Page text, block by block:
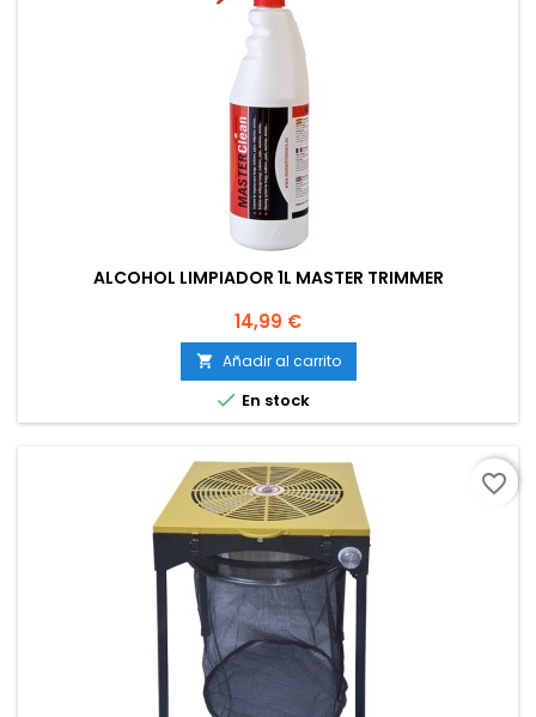
ALCOHOL LIMPIADOR 1L MASTER TRIMMER
Precio
14,99 €
 Añadir al carrito
 En stock
favorite_border